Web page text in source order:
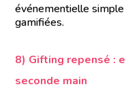
événementielle
gamifiées.
8) Gifting repensé :
seconde main